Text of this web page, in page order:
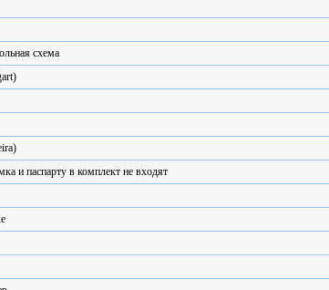
схема
и паспарту в комплект не входят